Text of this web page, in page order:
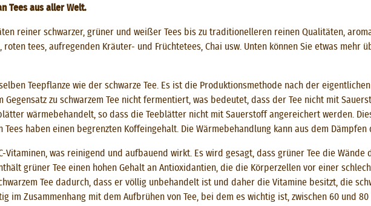
Tees aus aller Welt.
reiner schwarzer, grüner und weißer Tees bis zu traditionelleren reinen Qualitäten,
tees, aufregenden Kräuter- und Früchtetees, Chai usw. Unten können Sie etwas mehr
Teepflanze wie der schwarze Tee. Es ist die Produktionsmethode nach der
Gegensatz zu schwarzem Tee nicht fermentiert, was bedeutet, dass der Tee nicht mit
wärmebehandelt, so dass die Teeblätter nicht mit Sauerstoff angereichert werden.
Tees haben einen begrenzten Koffeingehalt. Die Wärmebehandlung kann aus dem
Vitaminen, was reinigend und aufbauend wirkt. Es wird gesagt, dass grüner Tee die
grüner Tee einen hohen Gehalt an Antioxidantien, die die Körperzellen vor einer
Tee dadurch, dass er völlig unbehandelt ist und daher die Vitamine besitzt, die
im Zusammenhang mit dem Aufbrühen von Tee, bei dem es wichtig ist, zwischen 60 und